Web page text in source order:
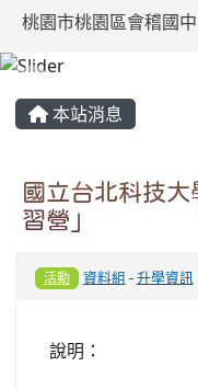
桃園市桃園區會稽國中
本站消息
國立台北科技
習營」
活動 資料組 -升學資訊
說明：